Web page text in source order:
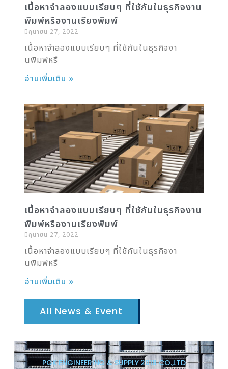
เนื้อหาจำลองแบบเรียบๆ ที่ใช้กันในธุรกิจงาน
พิมพ์หรืองานเรียงพิมพ์
มิถุนายน 27, 2022
เนื้อหาจำลองแบบเรียบๆ ที่ใช้กันในธุรกิจงา
นพิมพ์หรื
อ่านเพิ่มเติม »
เนื้อหาจำลองแบบเรียบๆ ที่ใช้กันในธุรกิจงาน
พิมพ์หรืองานเรียงพิมพ์
มิถุนายน 27, 2022
เนื้อหาจำลองแบบเรียบๆ ที่ใช้กันในธุรกิจงา
นพิมพ์หรื
อ่านเพิ่มเติม »
All News & Event
PGK ENGINEERING & SUPPLY 2018 CO.,LTD